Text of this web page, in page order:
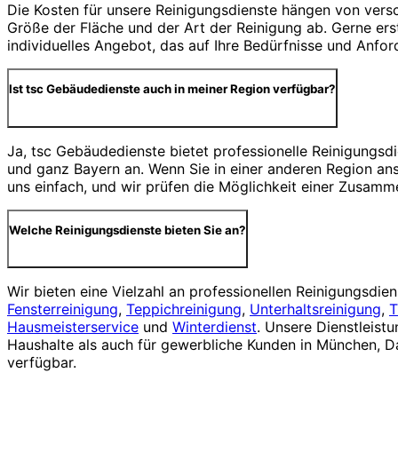
Die Kosten für unsere Reinigungsdienste hängen von
Größe der Fläche und der Art der Reinigung ab. Gerne
individuelles Angebot, das auf Ihre Bedürfnisse und
Ist tsc Gebäudedienste auch in meiner Region verfügbar?
Ja, tsc Gebäudedienste bietet professionelle
und ganz Bayern an. Wenn Sie in einer anderen Region
uns einfach, und wir prüfen die Möglichkeit einer
Welche Reinigungsdienste bieten Sie an?
Wir bieten eine Vielzahl an professionellen
Fensterreinigung, Teppichreinigung, Unterhaltsreinigung,
Hausmeisterservice und Winterdienst. Unsere
Haushalte als auch für gewerbliche Kunden in München,
verfügbar.